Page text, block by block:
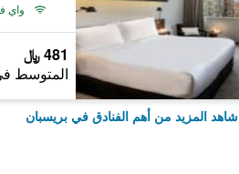
واي
481 ﷼
المتوسط
شاهد المزيد من أهم الفنادق في بريسبان